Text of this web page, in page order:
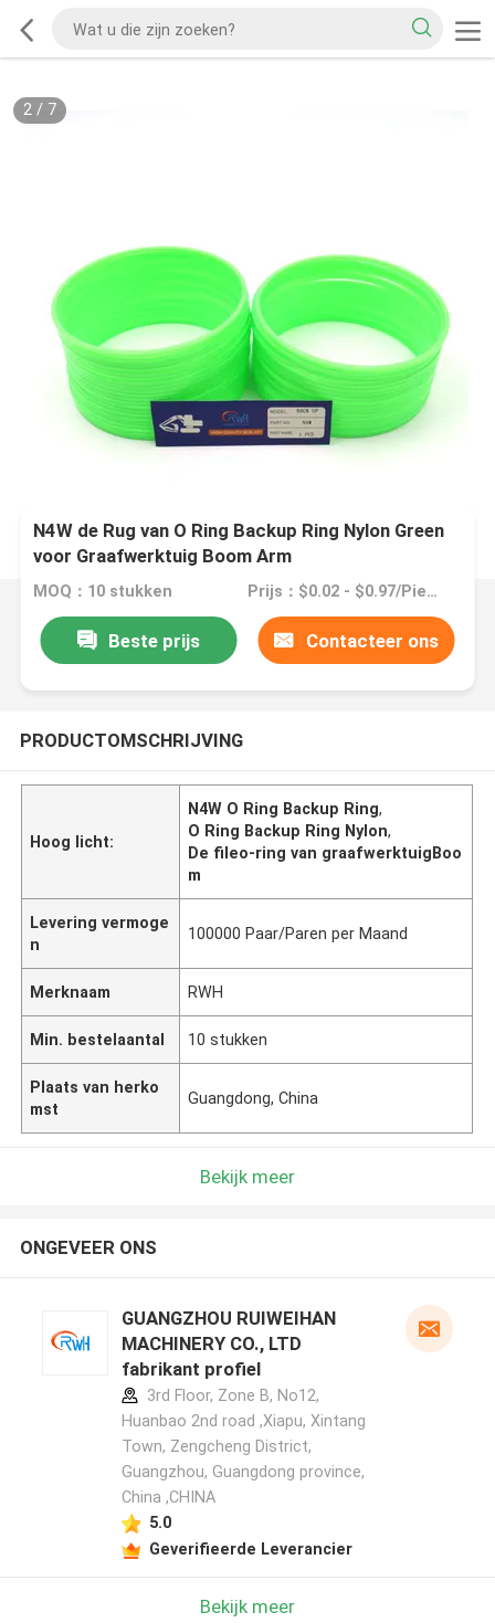
2/ 7
N4W de Rug van O Ring Backup Ring Nylon Green
voor Graafwerktuig Boom Arm
MOQ：10 stukken Prijs：$0.02 - $0.97/Pieces
Beste prijs Contacteer ons
PRODUCTOMSCHRIJVING
Hoog licht:
N4W O Ring Backup Ring,
O Ring Backup Ring Nylon,
De fileo-ring van graafwerktuigBoo
m
Levering vermoge
n
100000 Paar/Paren per Maand
Merknaam RWH
Min. bestelaantal 10 stukken
Plaats van herko
mst
Guangdong, China
Bekijk meer
ONGEVEER ONS
GUANGZHOU RUIWEIHAN
MACHINERY CO., LTD
fabrikant profiel
3rd Floor, Zone B, No12,
Huanbao 2nd road ,Xiapu, Xintang
Town, Zengcheng District,
Guangzhou, Guangdong province,
China ,CHINA
5.0
Geverifieerde Leverancier
Bekijk meer